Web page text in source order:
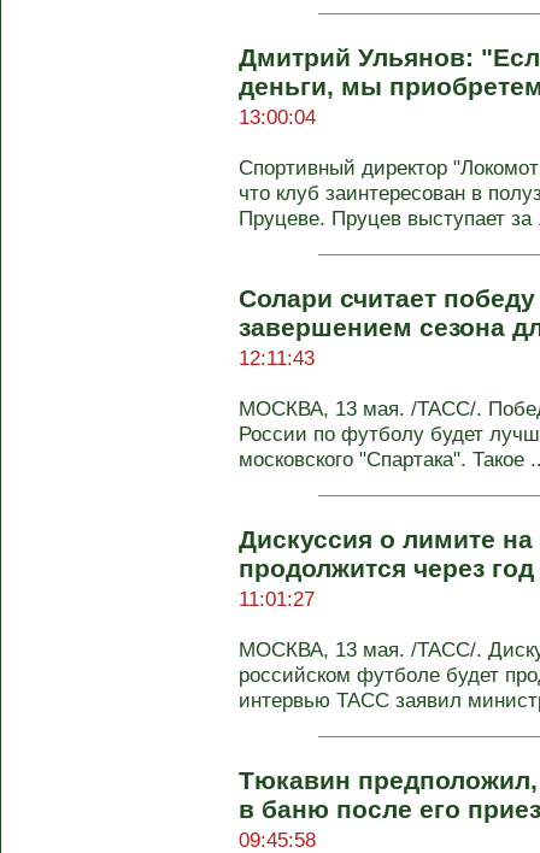
Дмитрий Ульянов:
деньги, мы
13:00:04
Спортивный директор
что клуб заинтересован в
Пруцеве. Пруцев выступает за
Солари считает
завершением сезона
12:11:43
МОСКВА, 13 мая. /ТАСС/.
России по футболу будет
московского "Спартака". Такое
Дискуссия о лимите
продолжится через
11:01:27
МОСКВА, 13 мая. /ТАСС/.
российском футболе будет
интервью ТАСС заявил
Тюкавин
в баню после его
09:45:58